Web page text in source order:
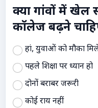
क्या गांवों में खेल
कॉलेज बढ़ने
हां, युवाओं को मौका
पहले शिक्षा पर ध्यान हो
दोनों बराबर जरूरी
कोई राय नहीं